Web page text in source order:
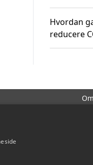
Hvordan
reducere